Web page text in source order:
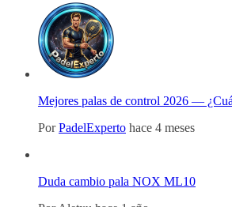
Mejores palas de control 2026 —
PorPadelExperto hace 4 meses
Duda cambio pala NOX ML10